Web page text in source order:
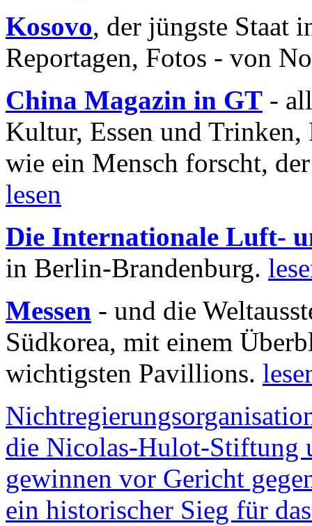
Kosovo, der jüngste Staat
Reportagen, Fotos - von
China Magazin in GT -
Kultur, Essen und
wie ein Mensch forscht,
lesen
Die Internationale Luft-
in Berlin-Brandenburg.
Messen - und die
Südkorea, mit einem
wichtigsten Pavillions.
die Nicolas-Hulot-Stiftung
gewinnen vor Gericht
ein historischer Sieg für